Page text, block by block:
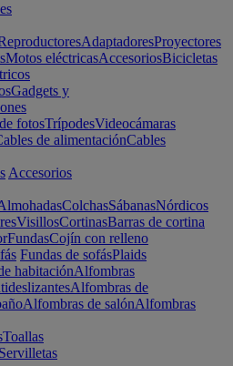
AdaptadoresProyectores
Motos eléctricasAccesoriosBicicletas
Gadgets y
fotosTrípodesVideocámaras
de alimentaciónCables
Accesorios
ColchasSábanasNórdicos
VisillosCortinasBarras de cortina
FundasCojín con relleno
Fundas de sofásPlaids
habitaciónAlfombras
Alfombras de
Alfombras de salónAlfombras
Toallas
Servilletas